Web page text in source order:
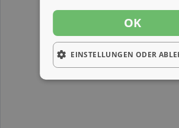
OK
EINSTELLUNGEN ODER